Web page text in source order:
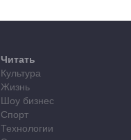
Читать
Культура
Жизнь
Шоу бизнес
Спорт
Технологии